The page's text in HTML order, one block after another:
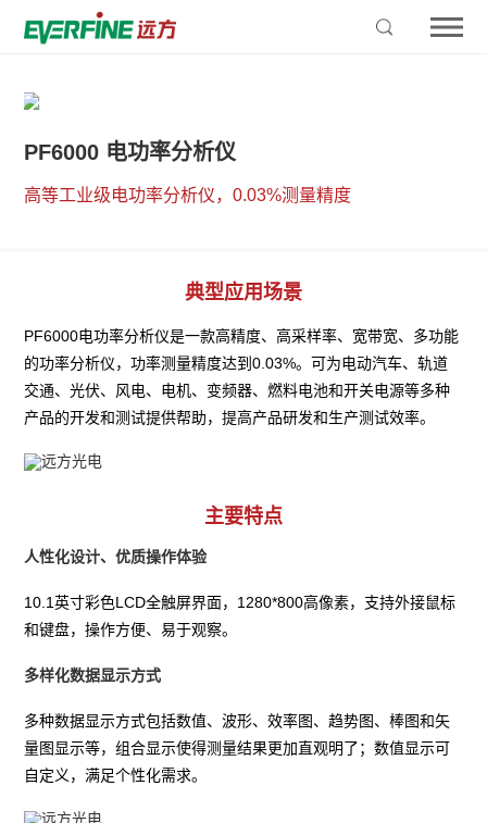
PF6000 电功率分析仪
高等工业级电功率分析仪，0.03%测量精度
典型应用场景
PF6000电功率分析仪是一款高精度、高采样率、宽带宽、多功能
的功率分析仪，功率测量精度达到0.03%。可为电动汽车、轨道
交通、光伏、风电、电机、变频器、燃料电池和开关电源等多种
产品的开发和测试提供帮助，提高产品研发和生产测试效率。
主要特点
人性化设计、优质操作体验
10.1英寸彩色LCD全触屏界面，1280*800高像素，支持外接鼠标
和键盘，操作方便、易于观察。
多样化数据显示方式
多种数据显示方式包括数值、波形、效率图、趋势图、棒图和矢
量图显示等，组合显示使得测量结果更加直观明了；数值显示可
自定义，满足个性化需求。